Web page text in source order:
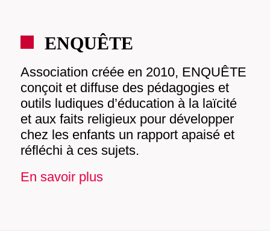
ENQUÊTE
Association créée en 2010, ENQUÊTE
conçoit et diffuse des pédagogies et
outils ludiques d’éducation à la laïcité
et aux faits religieux pour développer
chez les enfants un rapport apaisé et
réfléchi à ces sujets.
En savoir plus